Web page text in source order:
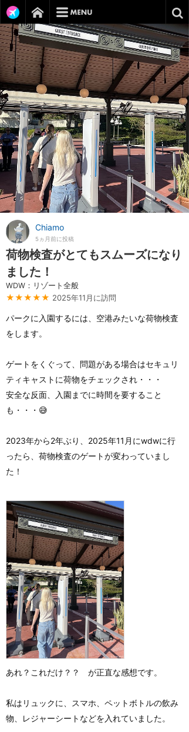
Chiamo
5ヵ月前に投稿
荷物検査がとてもスムーズになり
ました！
WDW：リゾート全般
★★★★★ 2025年11月に訪問
パークに入園するには、空港みたいな荷物検査
をします。
ゲートをくぐって、問題がある場合はセキュリ
ティキャストに荷物をチェックされ・・・
安全な反面、入園までに時間を要すること
も・・・😅
2023年から2年ぶり、2025年11月にwdwに行
ったら、荷物検査のゲートが変わっていまし
た！
あれ？これだけ？？ が正直な感想です。
私はリュックに、スマホ、ペットボトルの飲み
物、レジャーシートなどを入れていました。